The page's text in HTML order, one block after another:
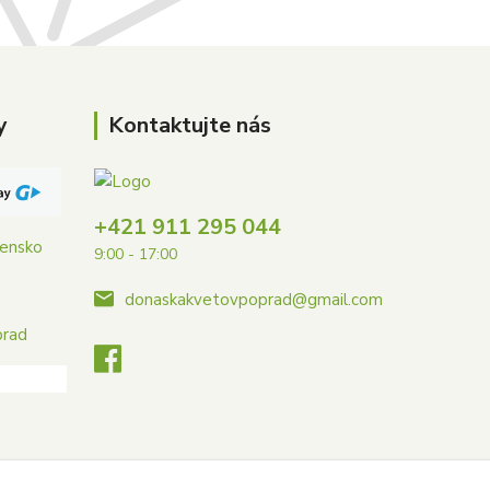
Kontaktujte nás
+421 911 295 044
9:00 - 17:00
donaskakvetovpoprad@gmail.com